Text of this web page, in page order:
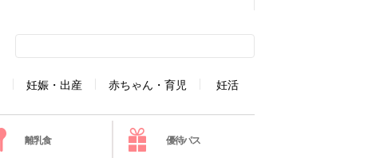
妊娠・出産 赤ちゃん・育児 妊活
離乳食 優待パス